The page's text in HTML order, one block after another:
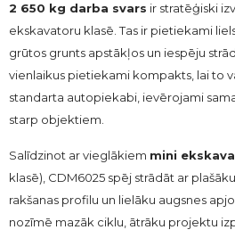
2 650 kg darba svars ir stratēģiski
ekskavatoru klasē. Tas ir pietiekami
grūtos grunts apstākļos un iespēju
vienlaikus pietiekami kompakts, lai to
standarta autopiekabi, ievērojami
starp objektiem.
Salīdzinot ar vieglākiem mini
klasē), CDM6025 spēj strādāt ar
rakšanas profilu un lielāku augsnes
nozīmē mazāk ciklu, ātrāku projektu